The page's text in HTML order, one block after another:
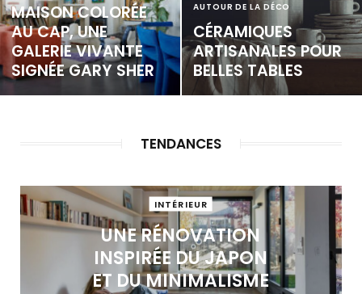
MAISON COLORÉE
AU CAP, UNE
GALERIE VIVANTE
SIGNÉE GARY SHER
AUTOUR DE LA DÉCO
CÉRAMIQUES
ARTISANALES POUR
BELLES TABLES
TENDANCES
INTÉRIEUR
UNE RÉNOVATION
INSPIRÉE DU JAPON
ET DU MINIMALISME